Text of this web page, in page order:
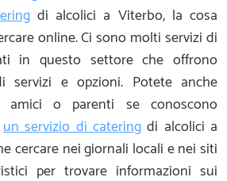
di alcolici a Viterbo, la cosa
online. Ci sono molti servizi di
in questo settore che offrono
servizi e opzioni. Potete anche
amici o parenti se conoscono
un servizio di catering di alcolici a
cercare nei giornali locali e nei siti
per trovare informazioni sui